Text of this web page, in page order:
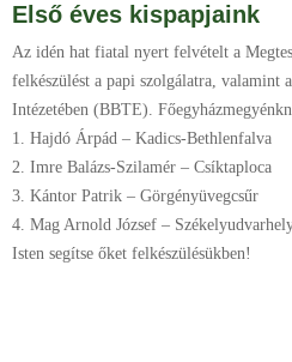
Első éves kispapjaink
Az idén hat fiatal nyert felvételt a
felkészülést a papi szolgálatra,
Intézetében (BBTE).
1. Hajdó Árpád – Kadics-Bethlenfalva
2. Imre Balázs-Szilamér – Csíktaploca
3. Kántor Patrik – Görgényüvegcsűr
4. Mag Arnold József –
Isten segítse őket felkészülésükben!